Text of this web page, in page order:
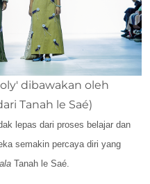
dibawakan oleh
Tanah le Saé)
lepas dari proses belajar dan
semakin percaya diri yang
Tanah le Saé.